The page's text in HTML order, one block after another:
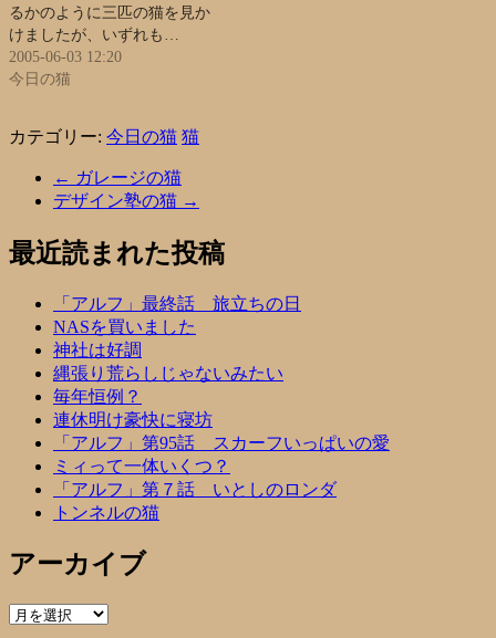
るかのように三匹の猫を見か
けましたが、いずれも…
2005-06-03 12:20
今日の猫
カテゴリー: 今日の猫 猫
← ガレージの猫
デザイン塾の猫 →
最近読まれた投稿
「アルフ」最終話 旅立ちの日
NASを買いました
神社は好調
縄張り荒らしじゃないみたい
毎年恒例？
連休明け豪快に寝坊
「アルフ」第95話 スカーフいっぱいの愛
ミィって一体いくつ？
「アルフ」第７話 いとしのロンダ
トンネルの猫
アーカイブ
ア